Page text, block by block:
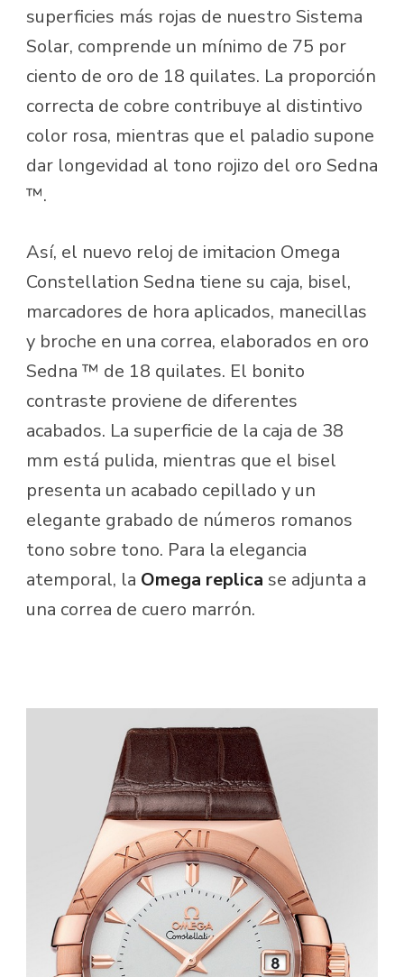
superficies más rojas de nuestro Sistema
Solar, comprende un mínimo de 75 por
ciento de oro de 18 quilates. La proporción
correcta de cobre contribuye al distintivo
color rosa, mientras que el paladio supone
dar longevidad al tono rojizo del oro Sedna
™.
Así, el nuevo reloj de imitacion Omega
Constellation Sedna tiene su caja, bisel,
marcadores de hora aplicados, manecillas
y broche en una correa, elaborados en oro
Sedna ™ de 18 quilates. El bonito
contraste proviene de diferentes
acabados. La superficie de la caja de 38
mm está pulida, mientras que el bisel
presenta un acabado cepillado y un
elegante grabado de números romanos
tono sobre tono. Para la elegancia
atemporal, la Omega replica se adjunta a
una correa de cuero marrón.